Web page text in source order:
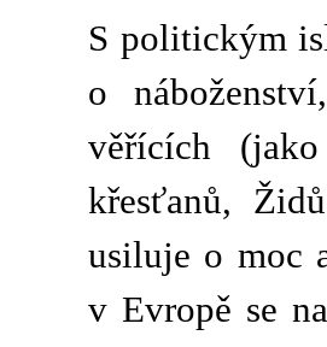
S politickým
o
věřících
křesťanů,
usiluje o moc
v Evropě se